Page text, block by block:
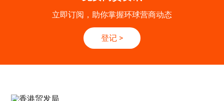
立即订阅，助你掌握环球营商动态
登记 >